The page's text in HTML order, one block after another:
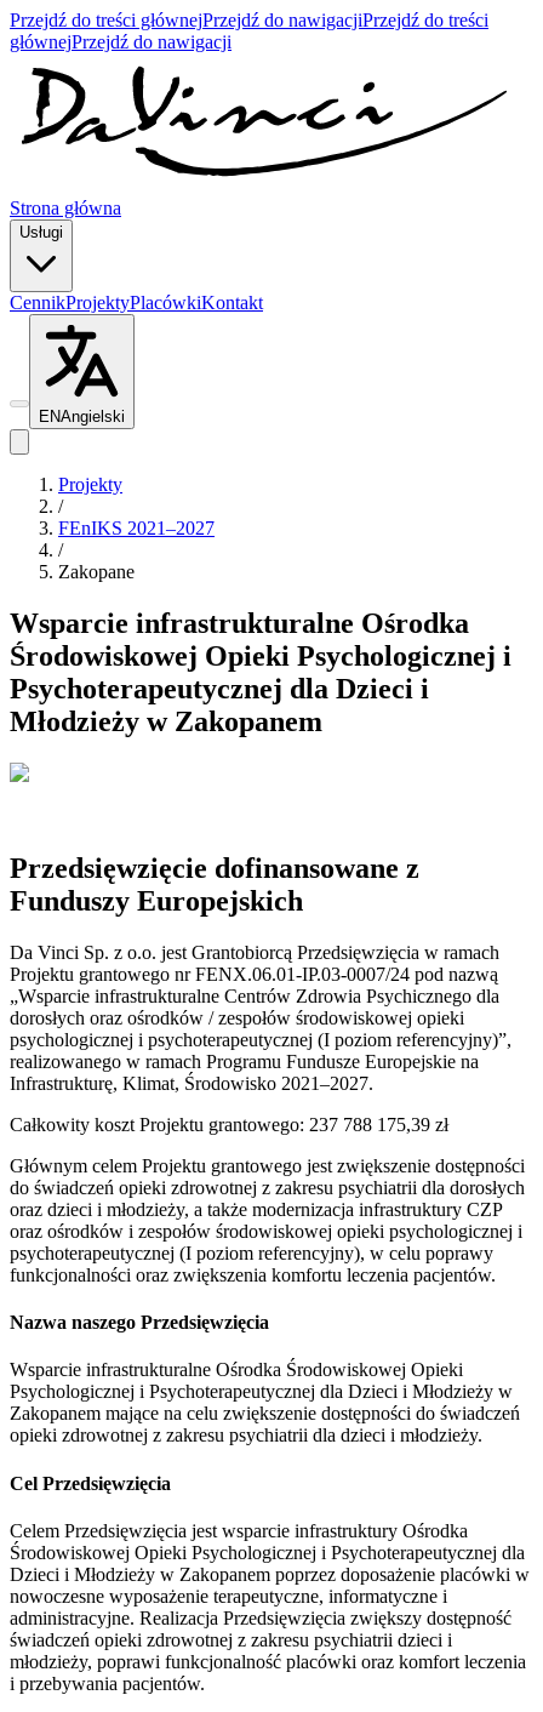
Przejdź do treści głównejPrzejdź do nawigacjiPrzejdź do treści
głównejPrzejdź do nawigacji
Strona główna
Usługi
CennikProjektyPlacówkiKontakt
ENAngielski
Projekty
/
FEnIKS 2021–2027
/
Zakopane
Wsparcie infrastrukturalne Ośrodka
Środowiskowej Opieki Psychologicznej i
Psychoterapeutycznej dla Dzieci i
Młodzieży w Zakopanem
Przedsięwzięcie dofinansowane z
Funduszy Europejskich
Da Vinci Sp. z o.o. jest Grantobiorcą Przedsięwzięcia w ramach
Projektu grantowego nr FENX.06.01-IP.03-0007/24 pod nazwą
„Wsparcie infrastrukturalne Centrów Zdrowia Psychicznego dla
dorosłych oraz ośrodków / zespołów środowiskowej opieki
psychologicznej i psychoterapeutycznej (I poziom referencyjny)”,
realizowanego w ramach Programu Fundusze Europejskie na
Infrastrukturę, Klimat, Środowisko 2021–2027.
Całkowity koszt Projektu grantowego: 237 788 175,39 zł
Głównym celem Projektu grantowego jest zwiększenie dostępności
do świadczeń opieki zdrowotnej z zakresu psychiatrii dla dorosłych
oraz dzieci i młodzieży, a także modernizacja infrastruktury CZP
oraz ośrodków i zespołów środowiskowej opieki psychologicznej i
psychoterapeutycznej (I poziom referencyjny), w celu poprawy
funkcjonalności oraz zwiększenia komfortu leczenia pacjentów.
Nazwa naszego Przedsięwzięcia
Wsparcie infrastrukturalne Ośrodka Środowiskowej Opieki
Psychologicznej i Psychoterapeutycznej dla Dzieci i Młodzieży w
Zakopanem mające na celu zwiększenie dostępności do świadczeń
opieki zdrowotnej z zakresu psychiatrii dla dzieci i młodzieży.
Cel Przedsięwzięcia
Celem Przedsięwzięcia jest wsparcie infrastruktury Ośrodka
Środowiskowej Opieki Psychologicznej i Psychoterapeutycznej dla
Dzieci i Młodzieży w Zakopanem poprzez doposażenie placówki w
nowoczesne wyposażenie terapeutyczne, informatyczne i
administracyjne. Realizacja Przedsięwzięcia zwiększy dostępność
świadczeń opieki zdrowotnej z zakresu psychiatrii dzieci i
młodzieży, poprawi funkcjonalność placówki oraz komfort leczenia
i przebywania pacjentów.